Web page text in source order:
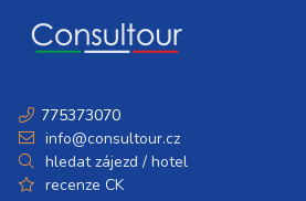
775373070
info@consultour.cz
hledat zájezd / hotel
recenze CK